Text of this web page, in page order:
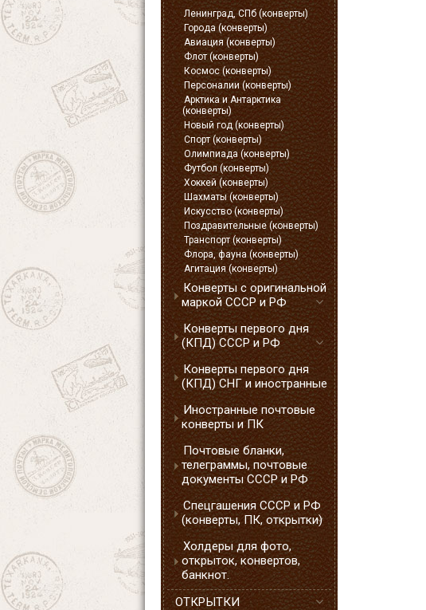
Ленинград, СПб (конверты)
Города (конверты)
Авиация (конверты)
Флот (конверты)
Космос (конверты)
Персоналии (конверты)
Арктика и Антарктика
(конверты)
Новый год (конверты)
Спорт (конверты)
Олимпиада (конверты)
Футбол (конверты)
Хоккей (конверты)
Шахматы (конверты)
Искусство (конверты)
Поздравительные (конверты)
Транспорт (конверты)
Флора, фауна (конверты)
Агитация (конверты)
Конверты с оригинальной
маркой СССР и РФ
Конверты первого дня
(КПД) СССР и РФ
Конверты первого дня
(КПД) СНГ и иностранные
Иностранные почтовые
конверты и ПК
Почтовые бланки,
телеграммы, почтовые
документы СССР и РФ
Спецгашения СССР и РФ
(конверты, ПК, открытки)
Холдеры для фото,
открыток, конвертов,
банкнот.
ОТКРЫТКИ